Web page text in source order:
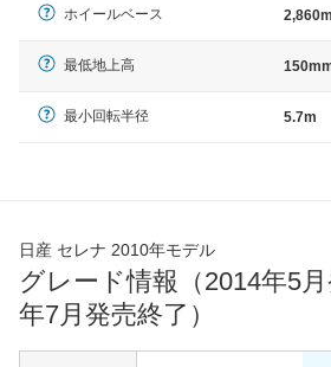
ホイールベース
最低地上高
最小回転半径 5.7m
日産 セレナ 2010年モデル
グレード情報（2014年5
年7月発売終了）